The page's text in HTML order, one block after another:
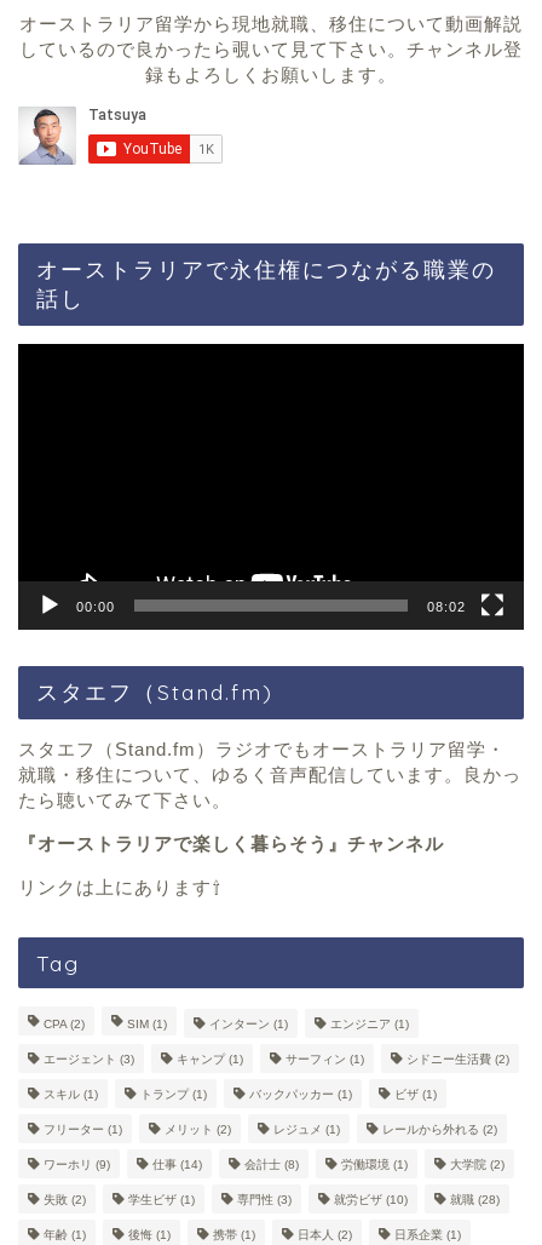
オーストラリア留学から現地就職、移住について動画解説
しているので良かったら覗いて見て下さい。チャンネル登
録もよろしくお願いします。
オーストラリアで永住権につながる職業の
話し
00:00 08:02
スタエフ（Stand.fm)
スタエフ（Stand.fm） ラジオでもオーストラリア留学・
就職・移住について、ゆるく音声配信しています。良かっ
たら聴いてみて下さい。
『オーストラリアで楽しく暮らそう』チャンネル
リンクは上にあります⇧
Tag
CPA (2) SIM (1) インターン (1) エンジニア (1)
エージェント (3) キャンプ(1) サーフィン (1) シドニー生活費 (2)
スキル (1) トランプ(1) バックパッカー (1) ビザ (1)
フリーター (1) メリット (2) レジュメ (1) レールから外れる (2)
ワーホリ (9) 仕事 (14) 会計士 (8) 労働環境 (1) 大学院 (2)
失敗 (2) 学生ビザ (1) 専門性 (3) 就労ビザ (10) 就職 (28)
年齢 (1) 後悔 (1) 携帯 (1) 日本人 (2) 日系企業 (1)